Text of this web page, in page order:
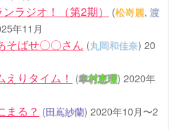
ラジオ！（第2期） (松嵜麗, 渡
年11月
そばせ〇〇さん (丸岡和佳奈) 20
りタイム！ (幸村恵理) 2020年
まる？ (田嶌紗蘭) 2020年10月〜2